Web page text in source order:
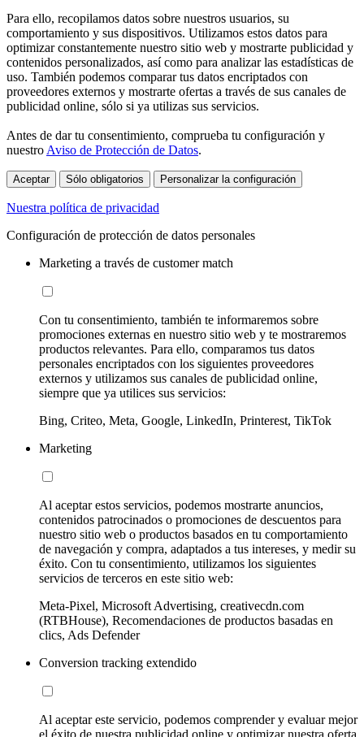
Para ello, recopilamos datos sobre nuestros usuarios, su
comportamiento y sus dispositivos. Utilizamos estos datos para
optimizar constantemente nuestro sitio web y mostrarte publicidad y
contenidos personalizados, así como para analizar las estadísticas de
uso. También podemos comparar tus datos encriptados con
proveedores externos y mostrarte ofertas a través de sus canales de
publicidad online, sólo si ya utilizas sus servicios.
Antes de dar tu consentimiento, comprueba tu configuración y
nuestro Aviso de Protección de Datos.
Aceptar Sólo obligatorios Personalizar la configuración
Nuestra política de privacidad
Configuración de protección de datos personales
Marketing a través de customer match
Con tu consentimiento, también te informaremos sobre
promociones externas en nuestro sitio web y te mostraremos
productos relevantes. Para ello, comparamos tus datos
personales encriptados con los siguientes proveedores
externos y utilizamos sus canales de publicidad online,
siempre que ya utilices sus servicios:
Bing, Criteo, Meta, Google, LinkedIn, Printerest, TikTok
Marketing
Al aceptar estos servicios, podemos mostrarte anuncios,
contenidos patrocinados o promociones de descuentos para
nuestro sitio web o productos basados en tu comportamiento
de navegación y compra, adaptados a tus intereses, y medir su
éxito. Con tu consentimiento, utilizamos los siguientes
servicios de terceros en este sitio web:
Meta-Pixel, Microsoft Advertising, creativecdn.com
(RTBHouse), Recomendaciones de productos basadas en
clics, Ads Defender
Conversion tracking extendido
Al aceptar este servicio, podemos comprender y evaluar mejor
el éxito de nuestra publicidad online y optimizar nuestra oferta